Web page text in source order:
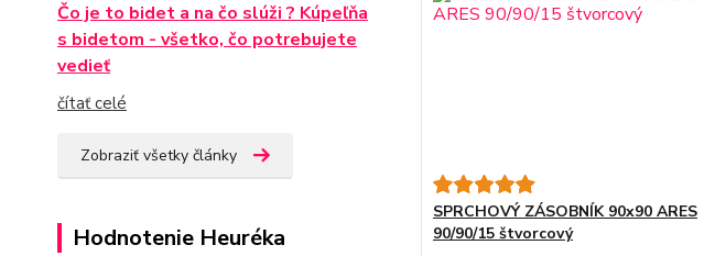
Čo je to bidet a na čo slúži ? Kúpeľňa
s bidetom - všetko, čo potrebujete
vedieť
čítať celé
Zobraziť všetky články
Hodnotenie Heuréka
SPRCHOVÝ ZÁSOBNÍK 90x90 ARES
90/90/15 štvorcový